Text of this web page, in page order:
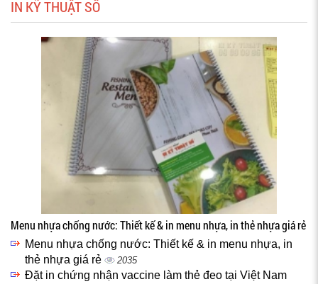
IN KỸ THUẬT SỐ
Menu nhựa chống nước: Thiết kế & in menu nhựa, in thẻ nhựa giá rẻ
Menu nhựa chống nước: Thiết kế & in menu nhựa, in
thẻ nhựa giá rẻ
2035
Đặt in chứng nhận vaccine làm thẻ đeo tại Việt Nam